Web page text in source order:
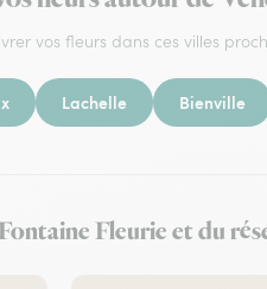
vos fleurs dans ces villes
Lachelle Bienville
Fleurie et du